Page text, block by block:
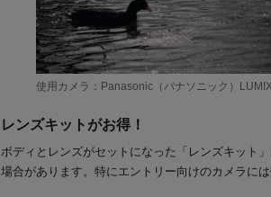
使用カメラ：Panasonic（パナソニック）
レンズキットがお得！
ボディとレンズがセットになった「レンズキット
場合があります。特にエントリー向けのカメラに